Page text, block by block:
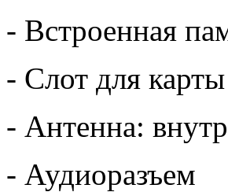
- Встроенная
- Слот для
- Антенна:
- Аудиоразъем